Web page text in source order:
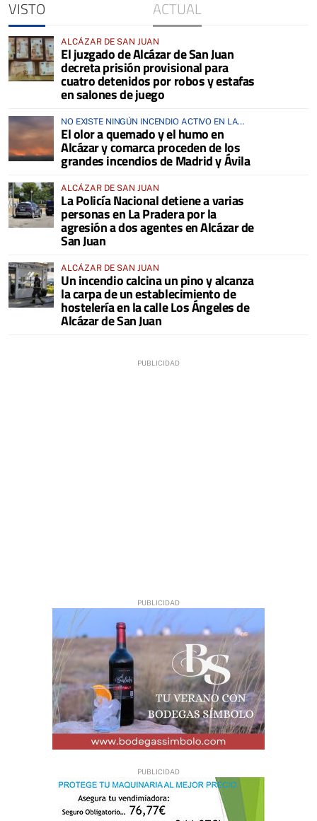
VISTO ACTUAL
ALCÁZAR DE SAN JUAN
El juzgado de Alcázar de San Juan
decreta prisión provisional para
cuatro detenidos por robos y estafas
en salones de juego
NO EXISTE NINGÚN INCENDIO ACTIVO EN LA
COMARCA
El olor a quemado y el humo en
Alcázar y comarca proceden de los
grandes incendios de Madrid y Ávila
ALCÁZAR DE SAN JUAN
La Policía Nacional detiene a varias
personas en La Pradera por la
agresión a dos agentes en Alcázar de
San Juan
ALCÁZAR DE SAN JUAN
Un incendio calcina un pino y alcanza
la carpa de un establecimiento de
hostelería en la calle Los Ángeles de
Alcázar de San Juan